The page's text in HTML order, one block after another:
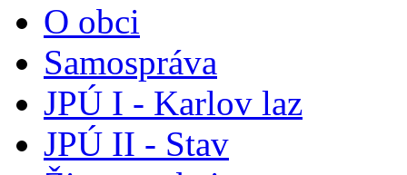
O obci
Samospráva
JPÚ I - Karlov laz
JPÚ II - Stav